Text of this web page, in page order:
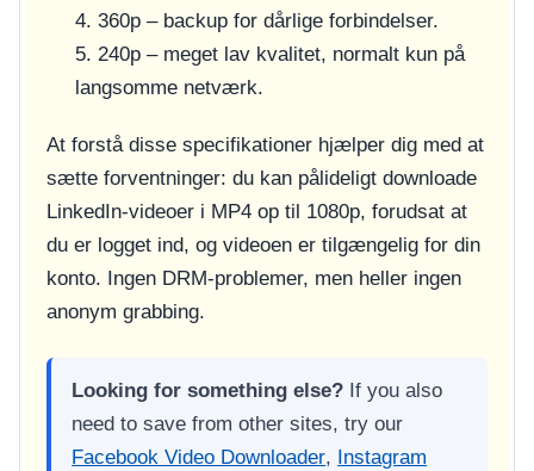
4. 360p – backup for dårlige forbindelser.
5. 240p – meget lav kvalitet, normalt kun på
langsomme netværk.
At forstå disse specifikationer hjælper dig med at
sætte forventninger: du kan pålideligt downloade
LinkedIn-videoer i MP4 op til 1080p, forudsat at
du er logget ind, og videoen er tilgængelig for din
konto. Ingen DRM-problemer, men heller ingen
anonym grabbing.
Looking for something else? If you also
need to save from other sites, try our
Facebook Video Downloader, Instagram